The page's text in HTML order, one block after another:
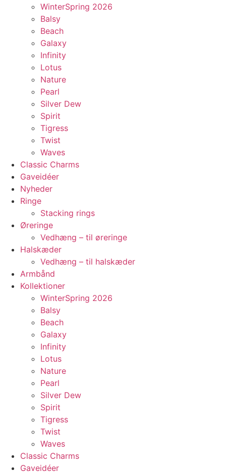
WinterSpring 2026
Balsy
Beach
Galaxy
Infinity
Lotus
Nature
Pearl
Silver Dew
Spirit
Tigress
Twist
Waves
Classic Charms
Gaveidéer
Nyheder
Ringe
Stacking rings
Øreringe
Vedhæng – til øreringe
Halskæder
Vedhæng – til halskæder
Armbånd
Kollektioner
WinterSpring 2026
Balsy
Beach
Galaxy
Infinity
Lotus
Nature
Pearl
Silver Dew
Spirit
Tigress
Twist
Waves
Classic Charms
Gaveidéer